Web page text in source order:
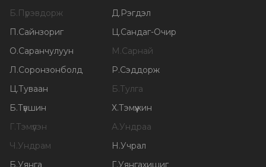
Б.Пүрэвдорж Д.Рэгдэл
П.Сайнзориг Ц.Сандаг-Очир
О.Саранчулуун М.Сарнай
Л.Соронзонболд Р.Сэддорж
Ц.Туваан Б.Тулга
Б.Түвшин Х.Тэмүүжин
Г.Тэмүүлэн А.Ундраа
Ч.Ундрам Н.Учрал
Б.Уянга Г.Уянгахишиг